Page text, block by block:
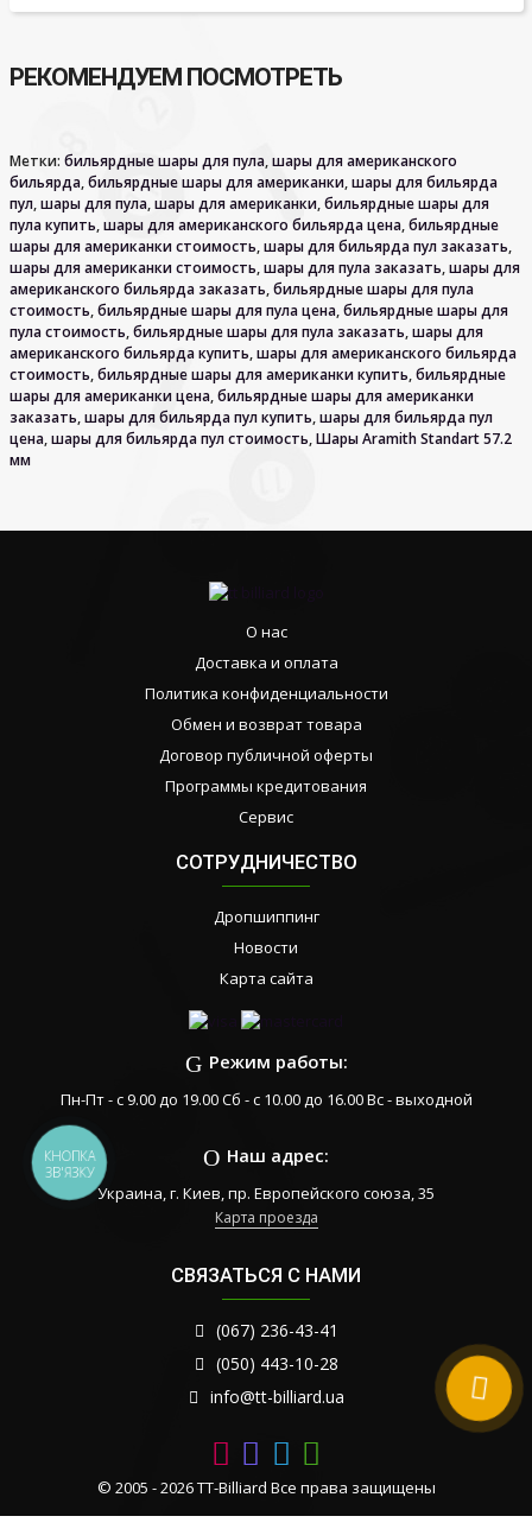
РЕКОМЕНДУЕМ ПОСМОТРЕТЬ
Метки: бильярдные шары для пула,шары для американского
бильярда,бильярдные шары для американки,шары для бильярда
пул,шары для пула,шары для американки,бильярдные шары для
пула купить,шары для американского бильярда цена,бильярдные
шары для американки стоимость,шары для бильярда пул заказать,
шары для американки стоимость,шары для пула заказать,шары для
американского бильярда заказать,бильярдные шары для пула
стоимость,бильярдные шары для пула цена,бильярдные шары для
пула стоимость,бильярдные шары для пула заказать,шары для
американского бильярда купить,шары для американского бильярда
стоимость,бильярдные шары для американки купить,бильярдные
шары для американки цена,бильярдные шары для американки
заказать,шары для бильярда пул купить,шары для бильярда пул
цена,шары для бильярда пул стоимость,Шары Aramith Standart 57.2
мм
О нас
Доставка и оплата
Политика конфиденциальности
Обмен и возврат товара
Договор публичной оферты
Программы кредитования
Сервис
СОТРУДНИЧЕСТВО
Дропшиппинг
Новости
Карта сайта
Режим работы:
Пн-Пт - с 9.00 до 19.00 Сб - с 10.00 до 16.00 Вс - выходной
Наш адрес:
Украина, г. Киев, пр. Европейского союза, 35
Карта проезда
СВЯЗАТЬСЯ С НАМИ
(067) 236-43-41
(050) 443-10-28
info@tt-billiard.ua
© 2005 - 2026 TT-Billiard Все права защищены
КНОПКА
ЗВ'ЯЗКУ